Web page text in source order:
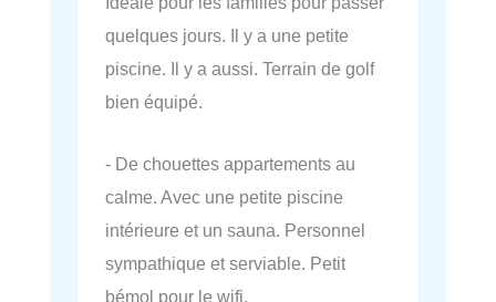
quelques jours. Il y a une petite
piscine. Il y a aussi. Terrain de golf
bien équipé.
- De chouettes appartements au
calme. Avec une petite piscine
intérieure et un sauna. Personnel
sympathique et serviable. Petit
bémol pour le wifi.